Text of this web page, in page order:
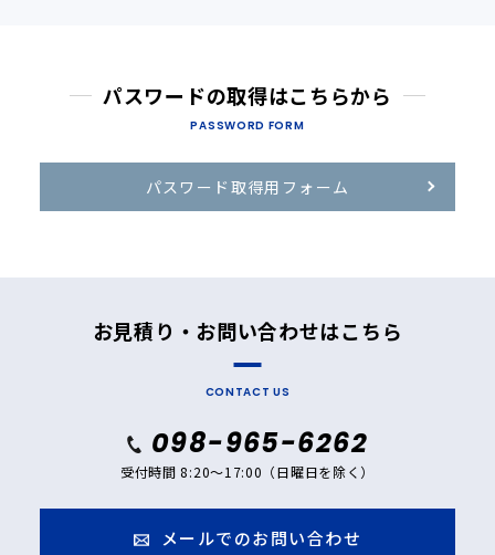
パスワードの取得はこちらから
PASSWORD FORM
パスワード取得用フォーム
お見積り・お問い合わせはこちら
CONTACT US
098-965-6262
受付時間 8:20～17:00（日曜日を除く）
メールでのお問い合わせ